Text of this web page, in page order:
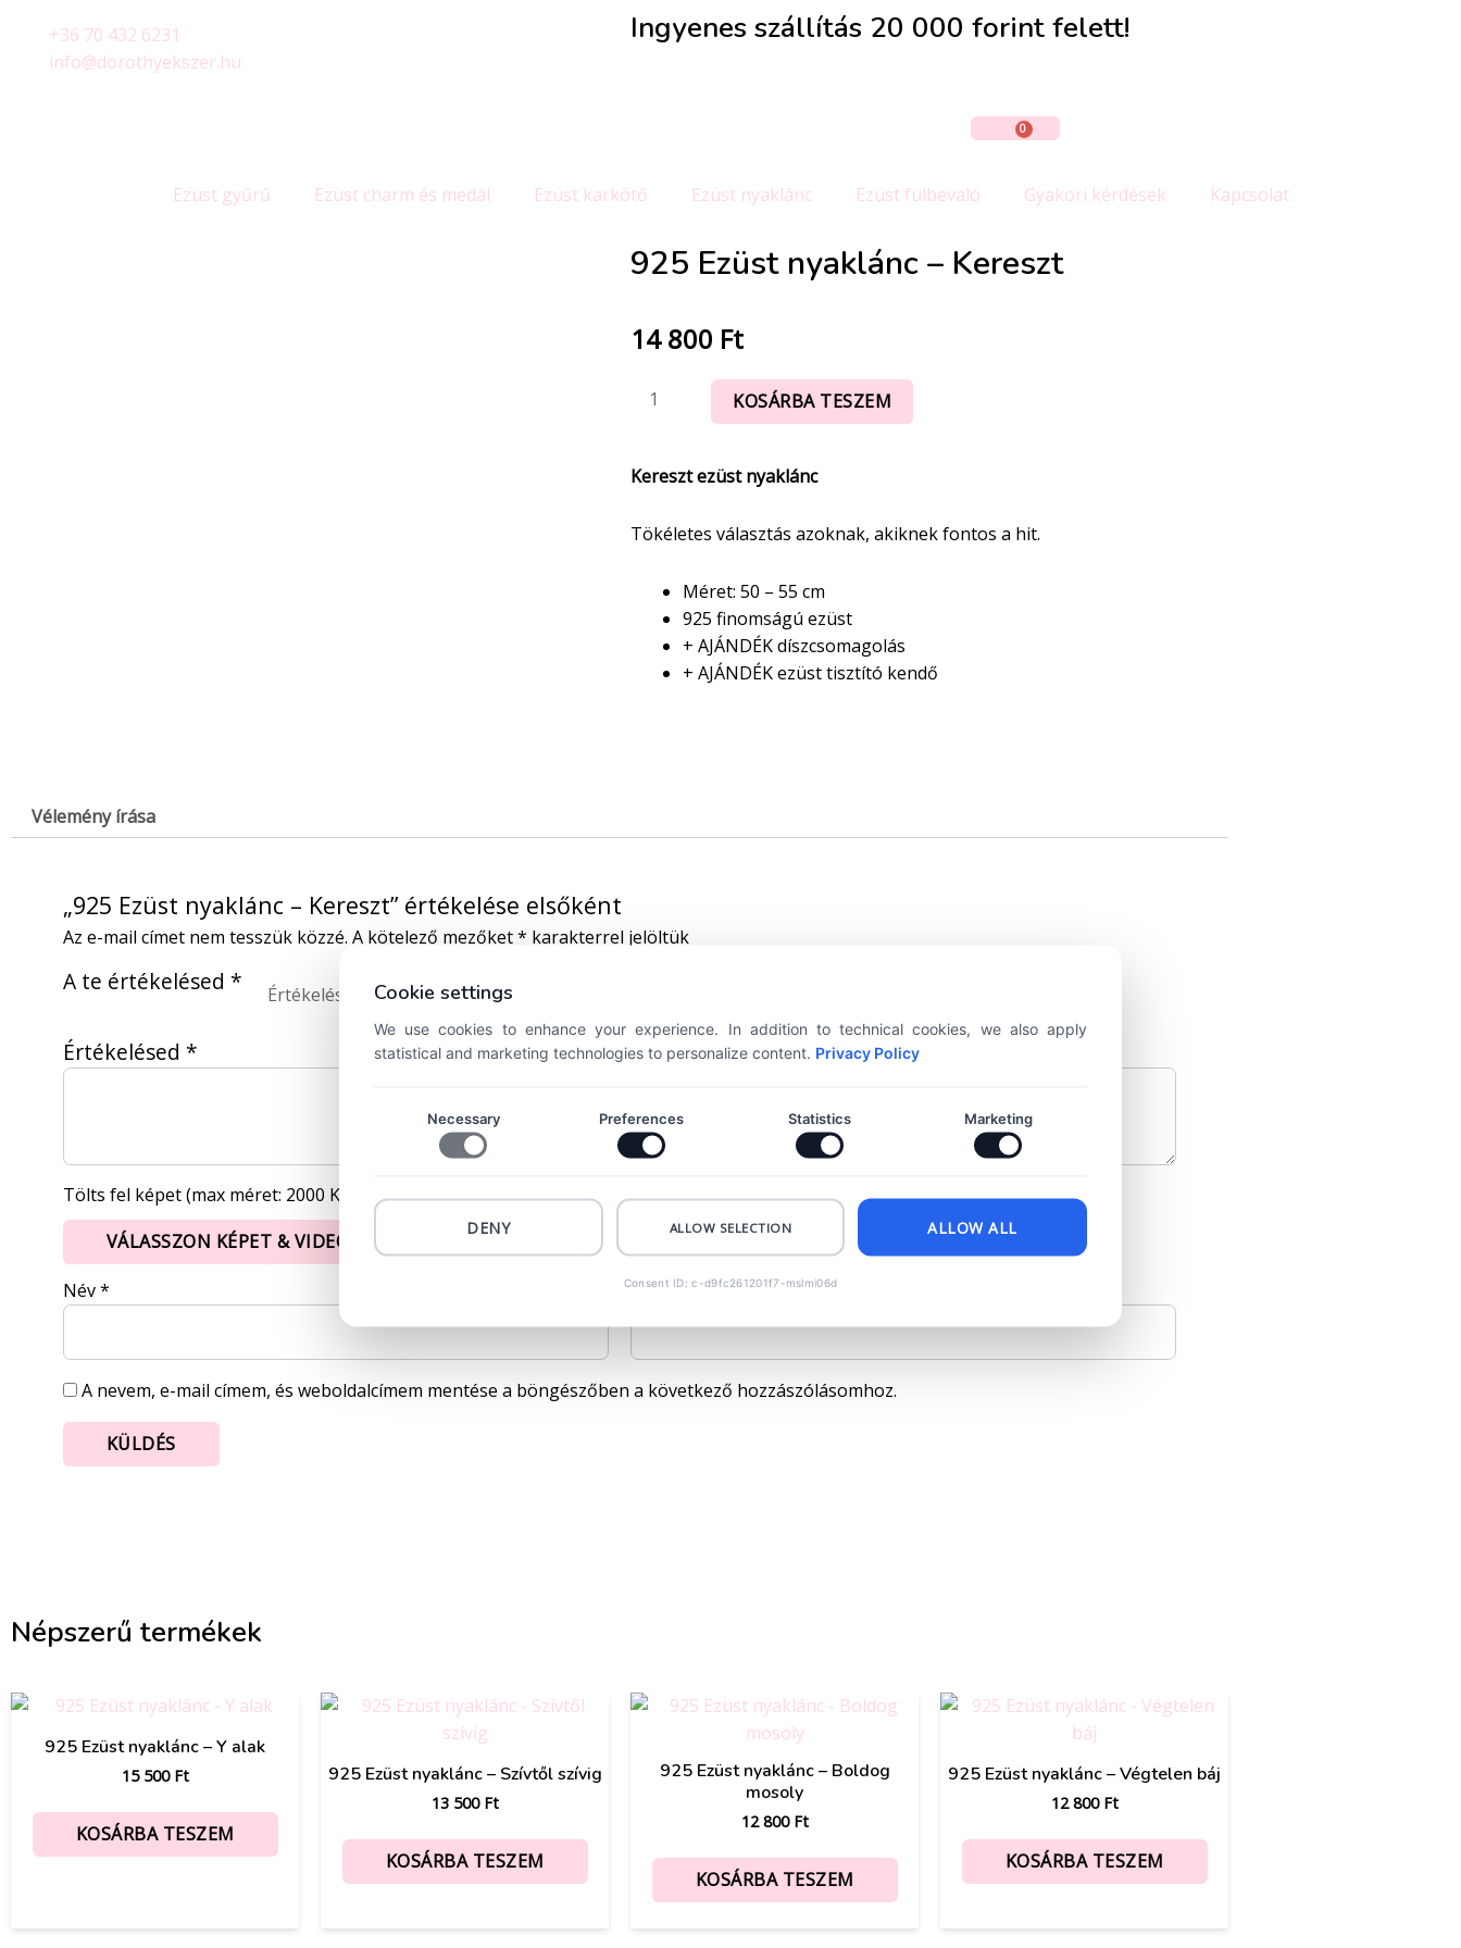
+36 70 432 6231
info@dorothyekszer.hu
Ingyenes szállítás 20 000 forint felett!
0
Ezüst gyűrű Ezüst charm és medál Ezüst karkötő Ezüst nyaklánc Ezüst fülbevaló Gyakori kérdések Kapcsolat
925 Ezüst nyaklánc – Kereszt
14 800 Ft
KOSÁRBA TESZEM
Kereszt ezüst nyaklánc
Tökéletes választás azoknak, akiknek fontos a hit.
Méret: 50 – 55 cm
925 finomságú ezüst
+ AJÁNDÉK díszcsomagolás
+ AJÁNDÉK ezüst tisztító kendő
Vélemény írása
„925 Ezüst nyaklánc – Kereszt” értékelése elsőként
Az e-mail címet nem tesszük közzé. A kötelező mezőket* karakterrel jelöltük
A te értékelésed *
Értékelésed *
Tölts fel képet (max méret: 2000 KB, max kép: 5)
VÁLASSZON KÉPET & VIDEÓT
Név* E-mail*
A nevem, e-mail címem, és weboldalcímem mentése a böngészőben a következő hozzászólásomhoz.
Népszerű termékek
925 Ezüst nyaklánc – Y alak
15 500 Ft
KOSÁRBA TESZEM
925 Ezüst nyaklánc – Szívtől szívig
13 500 Ft
KOSÁRBA TESZEM
925 Ezüst nyaklánc – Boldog
mosoly
12 800 Ft
KOSÁRBA TESZEM
925 Ezüst nyaklánc – Végtelen báj
12 800 Ft
KOSÁRBA TESZEM
Cookie settings
We use cookies to enhance your experience. In addition to technical cookies, we also apply
statistical and marketing technologies to personalize content. Privacy Policy
Necessary Preferences Statistics Marketing
DENY ALLOW SELECTION ALLOW ALL
Consent ID: c-d9fc261201f7-mslmi06d